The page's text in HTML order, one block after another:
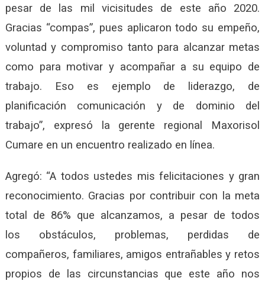
pesar de las mil vicisitudes de este año 2020.
Gracias “compas”, pues aplicaron todo su empeño,
voluntad y compromiso tanto para alcanzar metas
como para motivar y acompañar a su equipo de
trabajo. Eso es ejemplo de liderazgo, de
planificación comunicación y de dominio del
trabajo”, expresó la gerente regional Maxorisol
Cumare en un encuentro realizado en línea.
Agregó: “A todos ustedes mis felicitaciones y gran
reconocimiento. Gracias por contribuir con la meta
total de 86% que alcanzamos, a pesar de todos
los obstáculos, problemas, perdidas de
compañeros, familiares, amigos entrañables y retos
propios de las circunstancias que este año nos